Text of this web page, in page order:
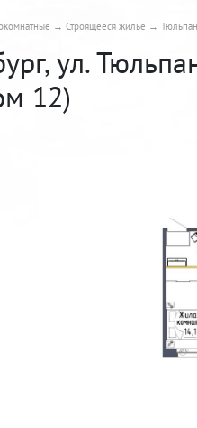
Строящееся жилье
ул.
12)